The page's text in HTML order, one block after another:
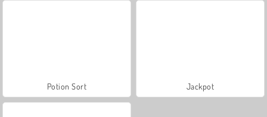
Potion Sort Jackpot